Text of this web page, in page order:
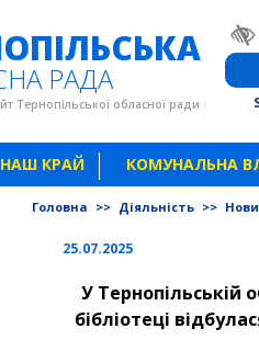
РАДА
Тернопільської обласної ради
НАШ КРАЙ КОМУНАЛЬНА
Головна >> Діяльність >>
25.07.2025
У Тернопільській
бібліотеці